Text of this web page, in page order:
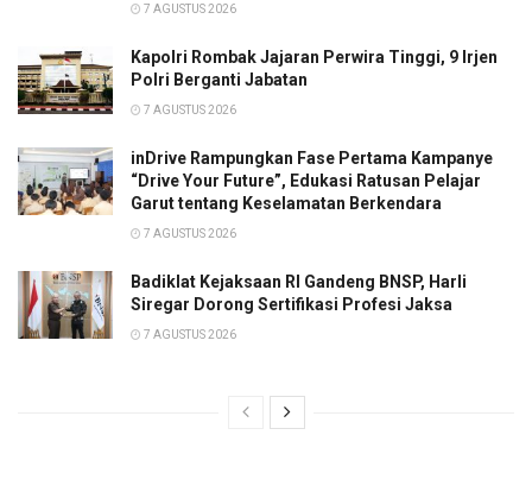
7 AGUSTUS 2026
Kapolri Rombak Jajaran Perwira Tinggi, 9 Irjen
Polri Berganti Jabatan
7 AGUSTUS 2026
inDrive Rampungkan Fase Pertama Kampanye
“Drive Your Future”, Edukasi Ratusan Pelajar
Garut tentang Keselamatan Berkendara
7 AGUSTUS 2026
Badiklat Kejaksaan RI Gandeng BNSP, Harli
Siregar Dorong Sertifikasi Profesi Jaksa
7 AGUSTUS 2026